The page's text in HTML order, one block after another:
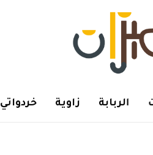
الربابة زاوية خردواتي